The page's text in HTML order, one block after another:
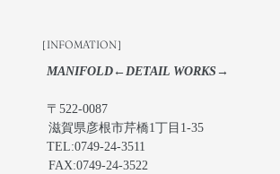
［INFOMATION］
MANIFOLD←DETAIL WORKS→
〒522-0087
滋賀県彦根市芹橋1丁目1-35
TEL:0749-24-3511
FAX:0749-24-3522